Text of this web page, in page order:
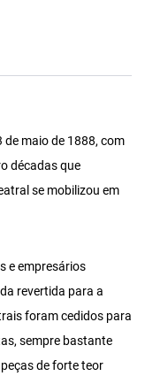
maio de 1888, com
décadas que
se mobilizou em
e empresários
revertida para a
foram cedidos para
sempre bastante
de forte teor